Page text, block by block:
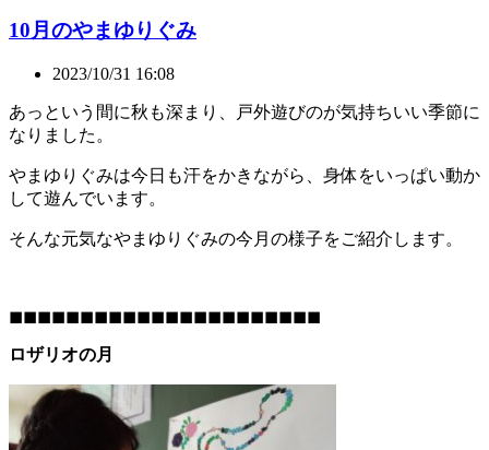
10月のやまゆりぐみ
2023/10/31 16:08
あっという間に秋も深まり、戸外遊びのが気持ちいい季節に
なりました。
やまゆりぐみは今日も汗をかきながら、身体をいっぱい動か
して遊んでいます。
そんな元気なやまゆりぐみの今月の様子をご紹介します。
◼◼◼◼◼◼◼◼◼◼◼◼◼◼◼◼◼◼◼◼◼◼
ロザリオの月